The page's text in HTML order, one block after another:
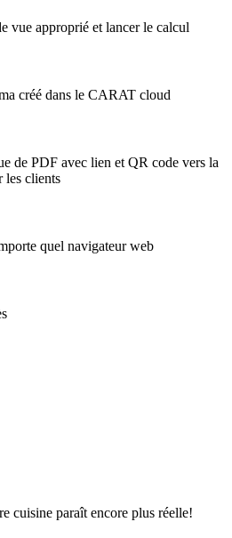
vue approprié et lancer le calcul
créé dans le CARAT cloud
de PDF avec lien et QR code vers la
les clients
quel navigateur web
cuisine paraît encore plus réelle!